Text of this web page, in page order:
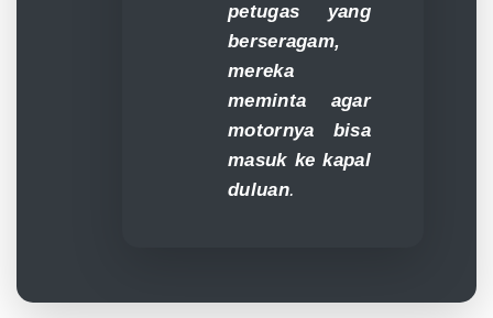
petugas yang
berseragam,
mereka
meminta agar
motornya bisa
masuk ke kapal
duluan.